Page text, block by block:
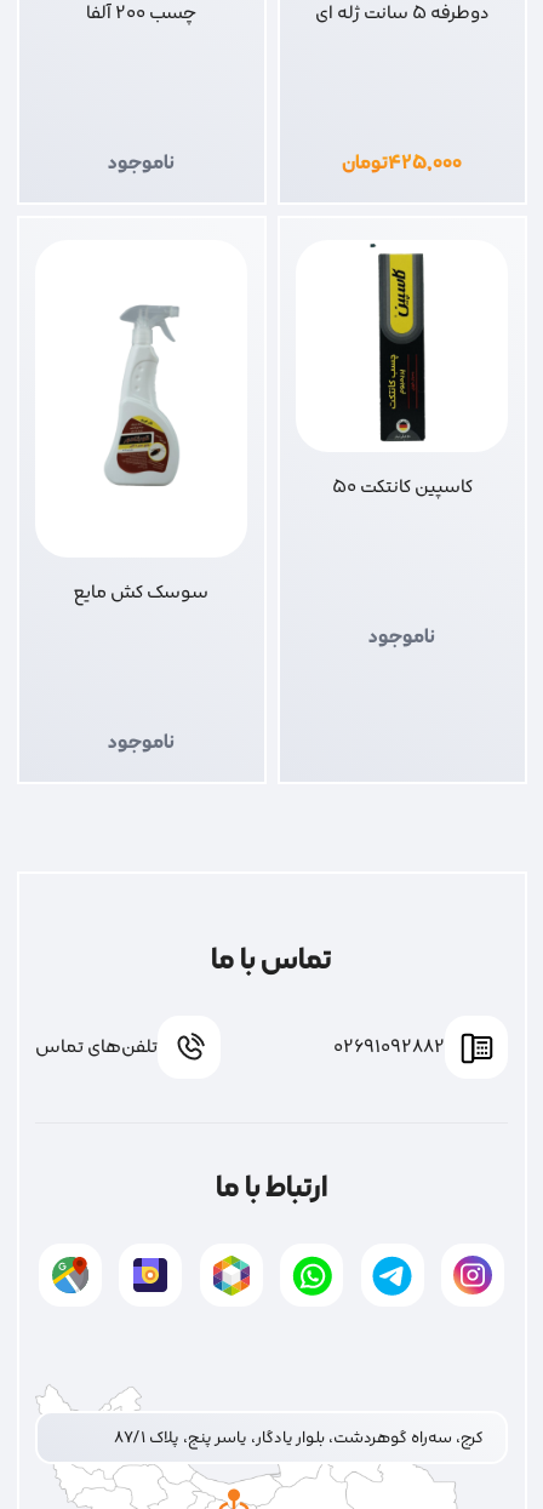
دوطرفه 5 سانت ژله ای
۴۲۵,۰۰۰تومان
چسب 200 آلفا
ناموجود
کاسپین کانتکت 50
ناموجود
سوسک کش مایع
ناموجود
تماس با ما
02691092882 تلفن‌های تماس
ارتباط با ما
کرج، سه‌راه گوهردشت، بلوار یادگار، یاسر پنج، پلاک ۸۷/۱